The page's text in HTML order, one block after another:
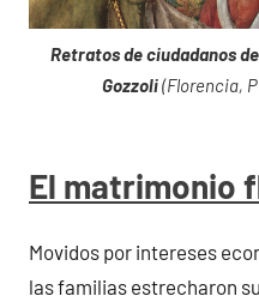
Retratos de ciudadanos
Gozzoli(Florencia,
El matrimonio
Movidos por intereses
las familias estrecharon